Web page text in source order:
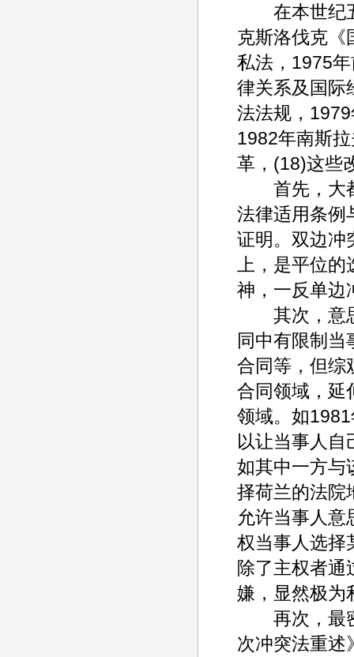
在本世纪五
克斯洛伐克《
私法，1975
律关系及国际
法法规，
1982年南斯
革，(18)这些
首先，大都
法律适用条例
证明。双边冲
上，是平位
神，一反单边
其次，意思
同中有限制当
合同等，但综
合同领域，延
领域。如
以让当事人
如其中一方与
择荷兰的法院
允许当事人
权当事人选择
除了主权者通
嫌，显然极为
再次，最密
次冲突法重述